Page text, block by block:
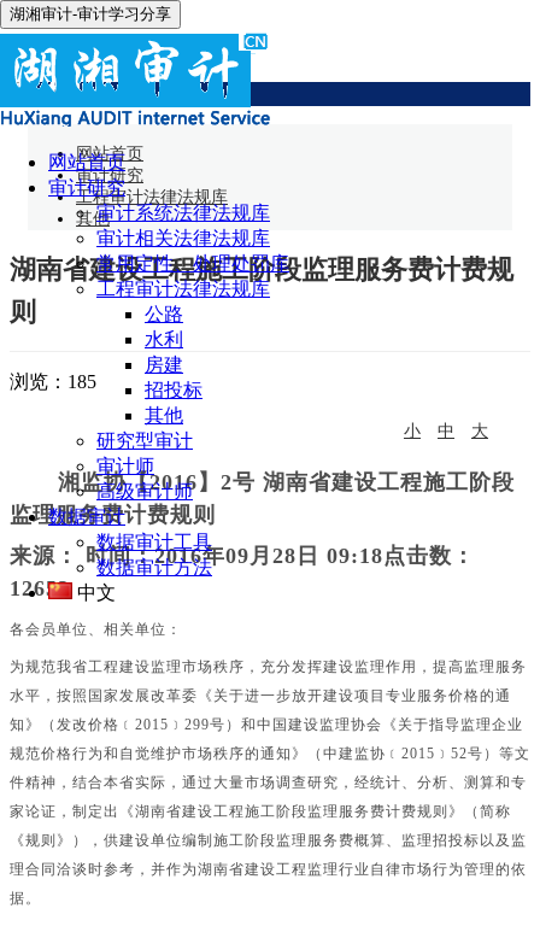
湖湘审计-审计学习分享
网站首页
审计研究
审计系统法律法规库
审计相关法律法规库
常用定性、处理处罚库
工程审计法律法规库
公路
水利
房建
招投标
其他
研究型审计
审计师
高级审计师
数据审计
数据审计工具
数据审计方法
中文
其他
网站首页
审计研究
工程审计法律法规库
其他
湖南省建设工程施工阶段监理服务费计费规
则
浏览： 185
小 中 大
湘监协【2016】2号 湖南省建设工程施工阶段
监理服务费计费规则
来源：
时间：2016年09月28日 09:18点击数：
12652
各会员单位、相关单位：
为规范我省工程建设监理市场秩序，充分发挥建设监理作用，提高监理服务
水平，按照国家发展改革委《关于进一步放开建设项目专业服务价格的通
知》（发改价格﹝ 2015﹞299号）和中国建设监理协会《关于指导监理企业
规范价格行为和自觉维护市场秩序的通知》（中建监协﹝2015﹞52号）等文
件精神，结合本省实际，通过大量市场调查研究，经统计、分析、测算和专
家论证，制定出《湖南省建设工程施工阶段监理服务费计费规则》（简称
《规则》），供建设单位编制施工阶段监理服务费概算、监理招投标以及监
理合同洽谈时参考，并作为湖南省建设工程监理行业自律市场行为管理的依
据。